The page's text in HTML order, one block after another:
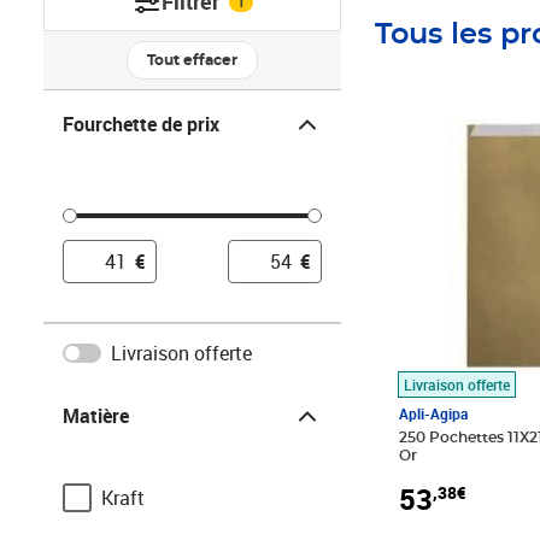
Tout effacer
Fourchette de prix
€ €
Livraison offerte
Matière
Kraft
Tous les
Livraison offerte
Apli-Agipa
250 Pochettes
Or
53,38€
Prix 53,38€